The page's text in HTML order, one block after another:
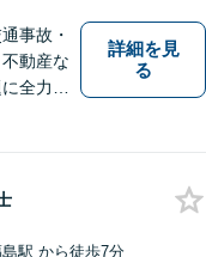
事故・
動産な
全力を
はご相
詳細を見
る
駅 から徒歩7分